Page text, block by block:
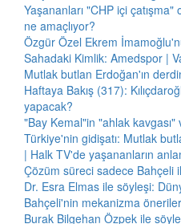
Yaşananları "CHP içi
ne amaçlıyor?
Özgür Özel Ekrem
Sahadaki Kimlik: Amedspor |
Mutlak butlan Erdoğan'ın
Haftaya Bakış (317):
yapacak?
"Bay Kemal"in "ahlak
Türkiye'nin gidişatı: Mutlak
| Halk TV'de yaşananların
Çözüm süreci sadece Bahçeli
Dr. Esra Elmas ile söyleşi:
Bahçeli'nin mekanizma
Burak Bilgehan Özpek ile